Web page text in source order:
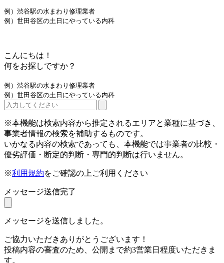
例）渋谷駅の水まわり修理業者
例）世田谷区の土日にやっている内科
こんにちは！
何をお探しですか？
例）渋谷駅の水まわり修理業者
例）世田谷区の土日にやっている内科
※本機能は検索内容から推定されるエリアと業種に基づき、
事業者情報の検索を補助するものです。
いかなる内容の検索であっても、本機能では事業者の比較・
優劣評価・断定的判断・専門的判断は行いません。
※利用規約をご確認の上ご利用ください
メッセージ送信完了
メッセージを送信しました。
ご協力いただきありがとうございます！
投稿内容の審査のため、公開まで約3営業日程度いただきま
す。